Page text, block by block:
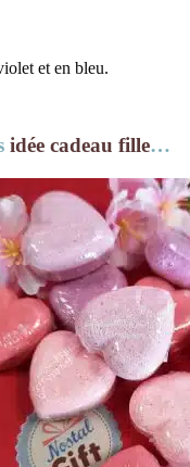
et en bleu.
idée cadeau fille…